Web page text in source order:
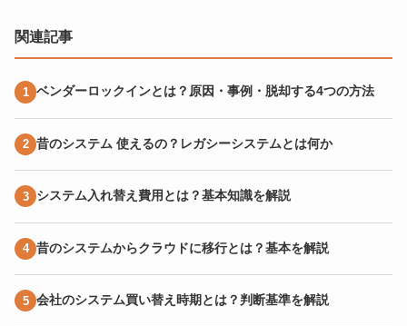
関連記事
ベンダーロックインとは？原因・事例・脱却する4つの方法
昔のシステム 使えるの？レガシーシステムとは何か
システム入れ替え費用とは？基本知識を解説
昔のシステムからクラウドに移行とは？基本を解説
会社のシステム買い替え時期とは？判断基準を解説